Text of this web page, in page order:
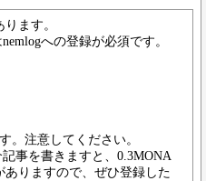
ます。
への登録が必須です。
。注意してください。
事を書きますと、0.3MONA
りますので、ぜひ登録した